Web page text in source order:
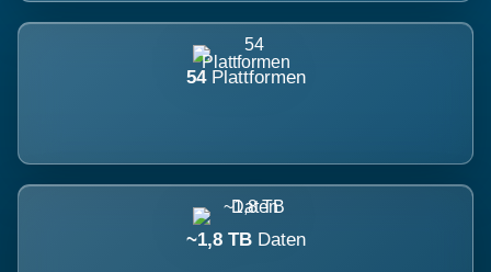
54 Plattformen
~1,8 TB Daten